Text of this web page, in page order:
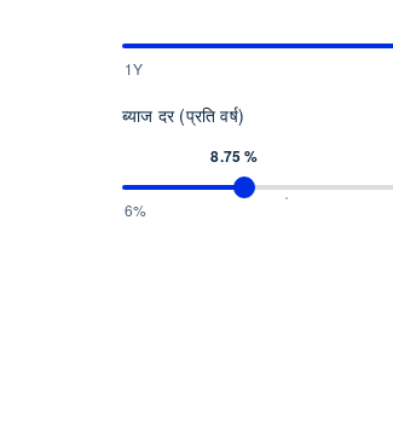
1Y
ब्याज दर (प्रति वर्ष)
8.75 %
6%